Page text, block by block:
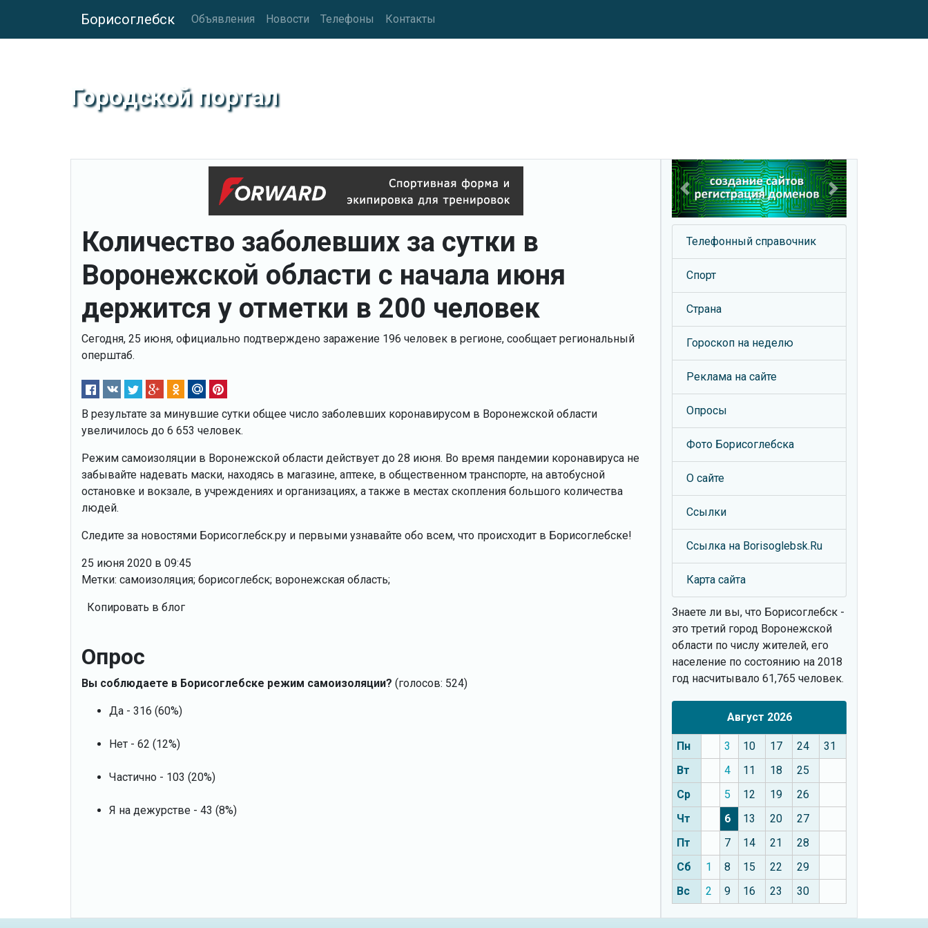
Борисоглебск Объявления Новости Телефоны Контакты
Городской портал
Количество заболевших за сутки в
Воронежской области с начала июня
держится у отметки в 200 человек
Сегодня, 25 июня, официально подтверждено заражение 196 человек в регионе, сообщает региональный
оперштаб.
В результате за минувшие сутки общее число заболевших коронавирусом в Воронежской области
увеличилось до 6 653 человек.
Режим самоизоляции в Воронежской области действует до 28 июня. Во время пандемии коронавируса не
забывайте надевать маски, находясь в магазине, аптеке, в общественном транспорте, на автобусной
остановке и вокзале, в учреждениях и организациях, а также в местах скопления большого количества
людей.
Следите за новостями Борисоглебск.ру и первыми узнавайте обо всем, что происходит в Борисоглебске!
25 июня 2020 в 09:45
Метки: самоизоляция; борисоглебск; воронежская область;
Копировать в блог
Опрос
Вы соблюдаете в Борисоглебске режим самоизоляции? (голосов: 524)
Да - 316 (60%)
Нет - 62 (12%)
Частично - 103 (20%)
Я на дежурстве - 43 (8%)
Previous Next
Телефонный справочник
Спорт
Страна
Гороскоп на неделю
Реклама на сайте
Опросы
Фото Борисоглебска
О сайте
Ссылки
Ссылка на Borisoglebsk.Ru
Карта сайта
Знаете ли вы, что Борисоглебск -
это третий город Воронежской
области по числу жителей, его
население по состоянию на 2018
год насчитывало 61,765 человек.
Август 2026
Пн 3 10 17 24
31
Вт
4 11 18
25
Ср
5 12 19
26
Чт
6 13 20
27
Пт
7 14 21
28
Сб
1 8 15 22
29
Вс
2 9 16 23 30